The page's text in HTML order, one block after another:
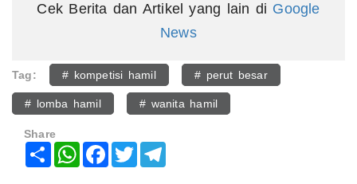
Cek Berita dan Artikel yang lain di Google
News
Tag: # kompetisi hamil # perut besar
# lomba hamil # wanita hamil
Share
Share WhatsAppFacebook
Twitter